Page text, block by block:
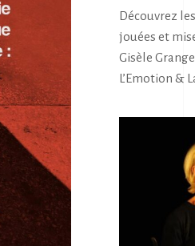
Découvrez
jouées et
Gisèle
L’Emotion &